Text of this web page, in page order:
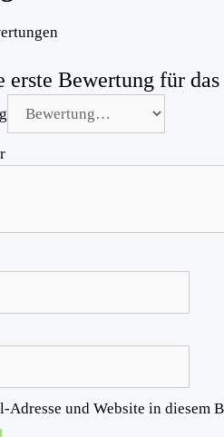
erste Bewertung für
Adresse und Website in diesem